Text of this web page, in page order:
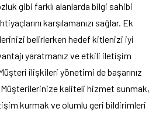
gibi farklı alanlarda bilgi sahibi
karşılamanızı sağlar. Ek
belirlerken hedef kitlenizi iyi
yaratmanız ve etkili iletişim
ilişkileri yönetimi de başarınız
kaliteli hizmet sunmak,
kurmak ve olumlu geri bildirimleri